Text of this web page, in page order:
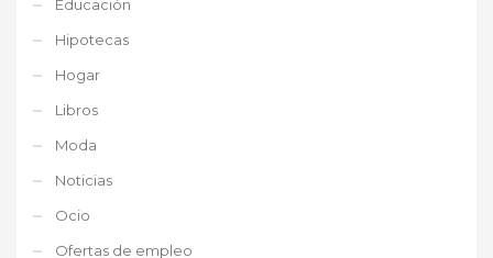
Educación
Hipotecas
Hogar
Libros
Moda
Noticias
Ocio
Ofertas de empleo